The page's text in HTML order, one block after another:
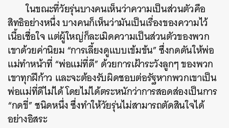
ในขณะที่วัยรุ่นบางคนเห็นว่าความเป็นส่วนตัวคือ
สิทธิอย่างหนึ่ง บางคนก็เห็นว่ามันเป็นเรื่องของความไว้
เนื้อเชื่อใจ แต่ผู้ใหญ่ก็ละเมิดความเป็นส่วนตัวของพวก
เขาด้วยค่านิยม “การเลี้ยงดูแบบเข้มข้น” ซึ่งกดดันให้พ่อ
แม่ทำหน้าที่ “พ่อแม่ที่ดี” ด้วยการเฝ้าระวังลูกๆ ของพวก
เขาทุกฝีก้าว และจะต้องรับผิดชอบต่อรัฐหากพวกเขาเป็น
พ่อแม่ที่ดีไม่ได้ โดยไม่ได้ตระหนักว่าการสอดส่องเป็นการ
“กดขี่” ชนิดหนึ่ง ซึ่งทำให้วัยรุ่นไม่สามารถตัดสินใจได้
อย่างอิสระ